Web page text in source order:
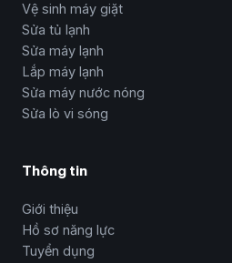
Vệ sinh máy giặt
Sửa tủ lạnh
Sửa máy lạnh
Lắp máy lạnh
Sửa máy nước nóng
Sửa lò vi sóng
Thông tin
Giới thiệu
Hồ sơ năng lực
Tuyển dụng